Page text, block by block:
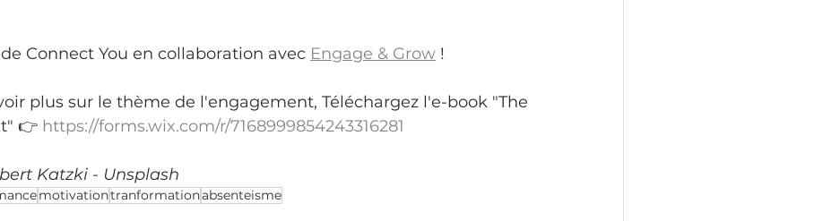
Connect You en collaboration avec Engage & Grow !
plus sur le thème de l'engagement, Téléchargez l'e-book "The
👉 https://forms.wix.com/r/7168999854243316281
Katzki - Unsplash
motivationtranformationabsenteisme